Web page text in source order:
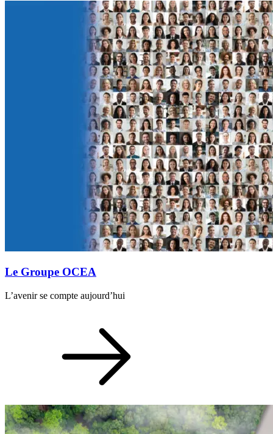
Le Groupe OCEA
L’avenir se compte aujourd’hui